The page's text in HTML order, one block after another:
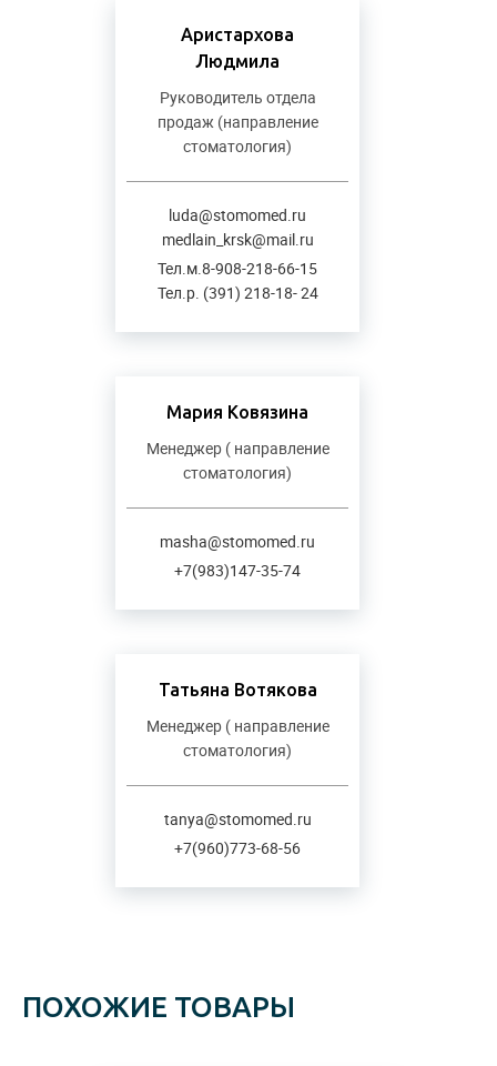
Аристархова
Людмила
Руководитель отдела
продаж (направление
стоматология)
luda@stomomed.ru
medlain_krsk@mail.ru
Тел.м.8-908-218-66-15
Тел.р. (391) 218-18- 24
Мария Ковязина
Менеджер ( направление
стоматология)
masha@stomomed.ru
+7(983)147-35-74
Татьяна Вотякова
Менеджер ( направление
стоматология)
tanya@stomomed.ru
+7(960)773-68-56
ПОХОЖИЕ ТОВАРЫ